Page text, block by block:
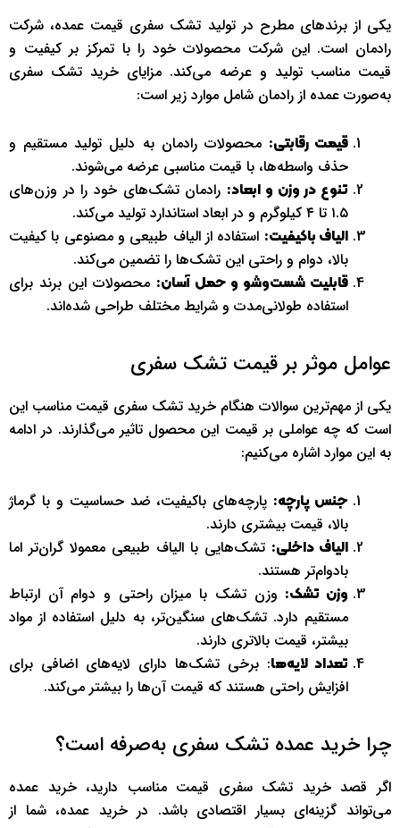
یکی از برندهای مطرح در تولید تشک سفری قیمت عمده، شرکت
رادمان است. این شرکت محصولات خود را با تمرکز بر کیفیت و
قیمت مناسب تولید و عرضه می‌کند. مزایای خرید تشک سفری
به‌صورت عمده از رادمان شامل موارد زیر است:
قیمت رقابتی: محصولات رادمان به دلیل تولید مستقیم و
حذف واسطه‌ها، با قیمت مناسبی عرضه می‌شوند.
تنوع در وزن و ابعاد: رادمان تشک‌های خود را در وزن‌های
۱.۵ تا ۴ کیلوگرم و در ابعاد استاندارد تولید می‌کند.
الیاف باکیفیت: استفاده از الیاف طبیعی و مصنوعی با کیفیت
بالا، دوام و راحتی این تشک‌ها را تضمین می‌کند.
قابلیت شست‌وشو و حمل آسان: محصولات این برند برای
استفاده طولانی‌مدت و شرایط مختلف طراحی شده‌اند.
عوامل موثر بر قیمت تشک سفری
یکی از مهم‌ترین سوالات هنگام خرید تشک سفری قیمت مناسب این
است که چه عواملی بر قیمت این محصول تاثیر می‌گذارند. در ادامه
به این موارد اشاره می‌کنیم:
جنس پارچه: پارچه‌های باکیفیت، ضد حساسیت و با گرماژ
بالا، قیمت بیشتری دارند.
الیاف داخلی: تشک‌هایی با الیاف طبیعی معمولا گران‌تر اما
بادوام‌تر هستند.
وزن تشک: وزن تشک با میزان راحتی و دوام آن ارتباط
مستقیم دارد. تشک‌های سنگین‌تر، به دلیل استفاده از مواد
بیشتر، قیمت بالاتری دارند.
تعداد لایه‌ها: برخی تشک‌ها دارای لایه‌های اضافی برای
افزایش راحتی هستند که قیمت آن‌ها را بیشتر می‌کند.
چرا خرید عمده تشک سفری به‌صرفه است؟
اگر قصد خرید تشک سفری قیمت مناسب دارید، خرید عمده
می‌تواند گزینه‌ای بسیار اقتصادی باشد. در خرید عمده، شما از